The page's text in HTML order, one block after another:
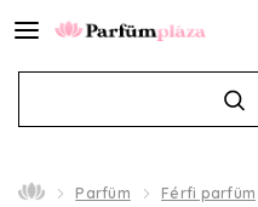
Parfüm Férfi parfüm